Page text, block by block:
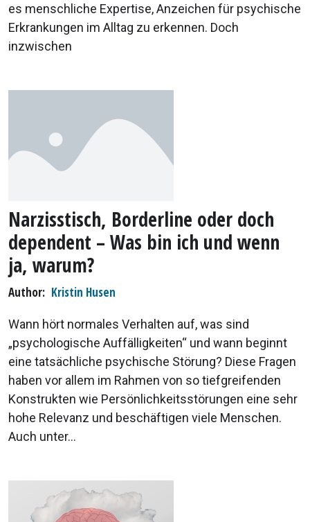
es menschliche Expertise, Anzeichen für psychische
Erkrankungen im Alltag zu erkennen. Doch
inzwischen
Narzisstisch, Borderline oder doch
dependent – Was bin ich und wenn
ja, warum?
Author Kristin Husen
Wann hört normales Verhalten auf, was sind
„psychologische Auffälligkeiten“ und wann beginnt
eine tatsächliche psychische Störung? Diese Fragen
haben vor allem im Rahmen von so tiefgreifenden
Konstrukten wie Persönlichkeitsstörungen eine sehr
hohe Relevanz und beschäftigen viele Menschen.
Auch unter...